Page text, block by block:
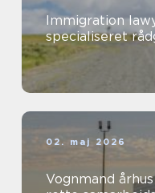
Immigration
specialiseret
02. maj 2026
Vognmand århus sådan vælger du